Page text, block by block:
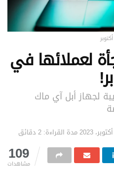
لعملائها في
لجهاز أبل آي ماك
مدة القراءة: 2 دقائق
109
مشاهدات